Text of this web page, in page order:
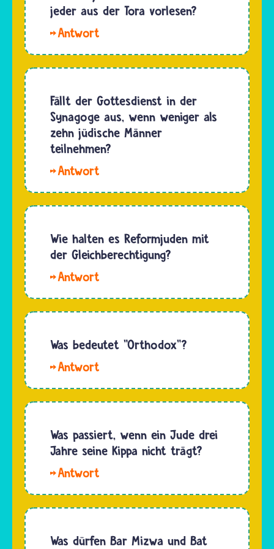
Juden
leben vor
allem
nach
Geboten,
schon
seit der
Entstehung
des
Talmuds…
jeder aus der Tora vorlesen?
einem
Gemeindegottesdienst
werden
zur
Verlesung
einzelne
Gläubige
aufgerufen.
Fällt der Gottesdienst in der
Synagoge aus, wenn weniger als
zehn jüdische Männer
teilnehmen?
Sophie.
Gottesdienst
in der
findet
auch
dann
wenn
weniger
jüdische
Wie halten es Reformjuden mit
der Gleichberechtigung?
Reformjudentum
Frauen
Männer
gleichberechtigt.
Dort
dir auch
Rabbinerinnen
und…
Was bedeutet "Orthodox"?
allen
gibt es
Menschen,
andere
Vorstellung
davon
wie ihre
Was passiert, wenn ein Jude drei
Jahre seine Kippa nicht trägt?
Es
nichts,
Was dürfen Bar Mizwa und Bat